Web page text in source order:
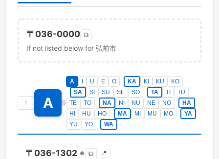
〒 036-0000 ⧉
If not listed below for 弘前市
↑ A 9
A U E O KA KI KU
KO
SA
SI SU SE SO TA TI
TU
TE
TO NA NI NU NE NO
HA
HI
HU HO MA MI MU MO
YA
YU
YO WA
〒 036-1302 ※ ⧉ 📍